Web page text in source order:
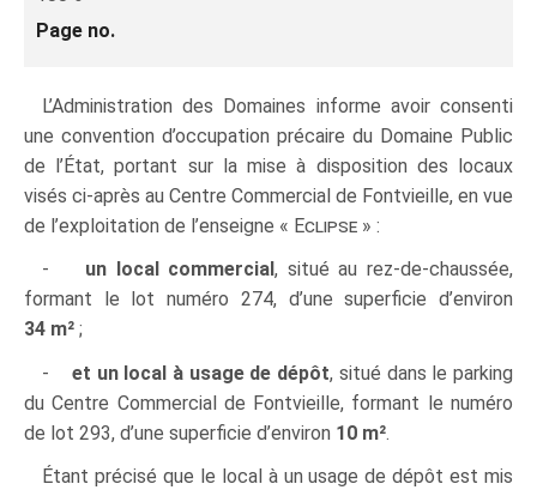
Page no.
L’Administration des Domaines informe avoir consenti
une convention d’occupation précaire du Domaine Public
de l’État, portant sur la mise à disposition des locaux
visés ci‑après au Centre Commercial de Fontvieille, en vue
de l’exploitation de l’enseigne « Eclipse » :
- un local commercial, situé au rez-de-chaussée,
formant le lot numéro 274, d’une superficie d’environ
34 m² ;
- et un local à usage de dépôt, situé dans le parking
du Centre Commercial de Fontvieille, formant le numéro
de lot 293, d’une superficie d’environ 10 m².
Étant précisé que le local à un usage de dépôt est mis